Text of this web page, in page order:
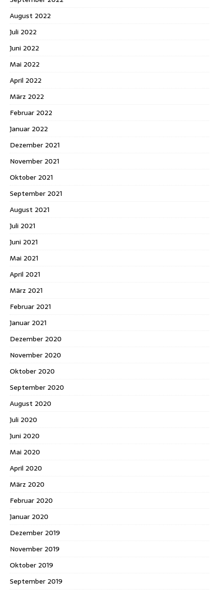
August 2022
Juli 2022
Juni 2022
Mai 2022
April 2022
März 2022
Februar 2022
Januar 2022
Dezember 2021
November 2021
Oktober 2021
September 2021
August 2021
Juli 2021
Juni 2021
Mai 2021
April 2021
März 2021
Februar 2021
Januar 2021
Dezember 2020
November 2020
Oktober 2020
September 2020
August 2020
Juli 2020
Juni 2020
Mai 2020
April 2020
März 2020
Februar 2020
Januar 2020
Dezember 2019
November 2019
Oktober 2019
September 2019